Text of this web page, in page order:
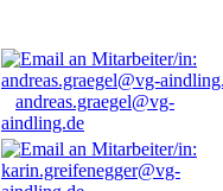
andreas.graegel@vg-
aindling.de